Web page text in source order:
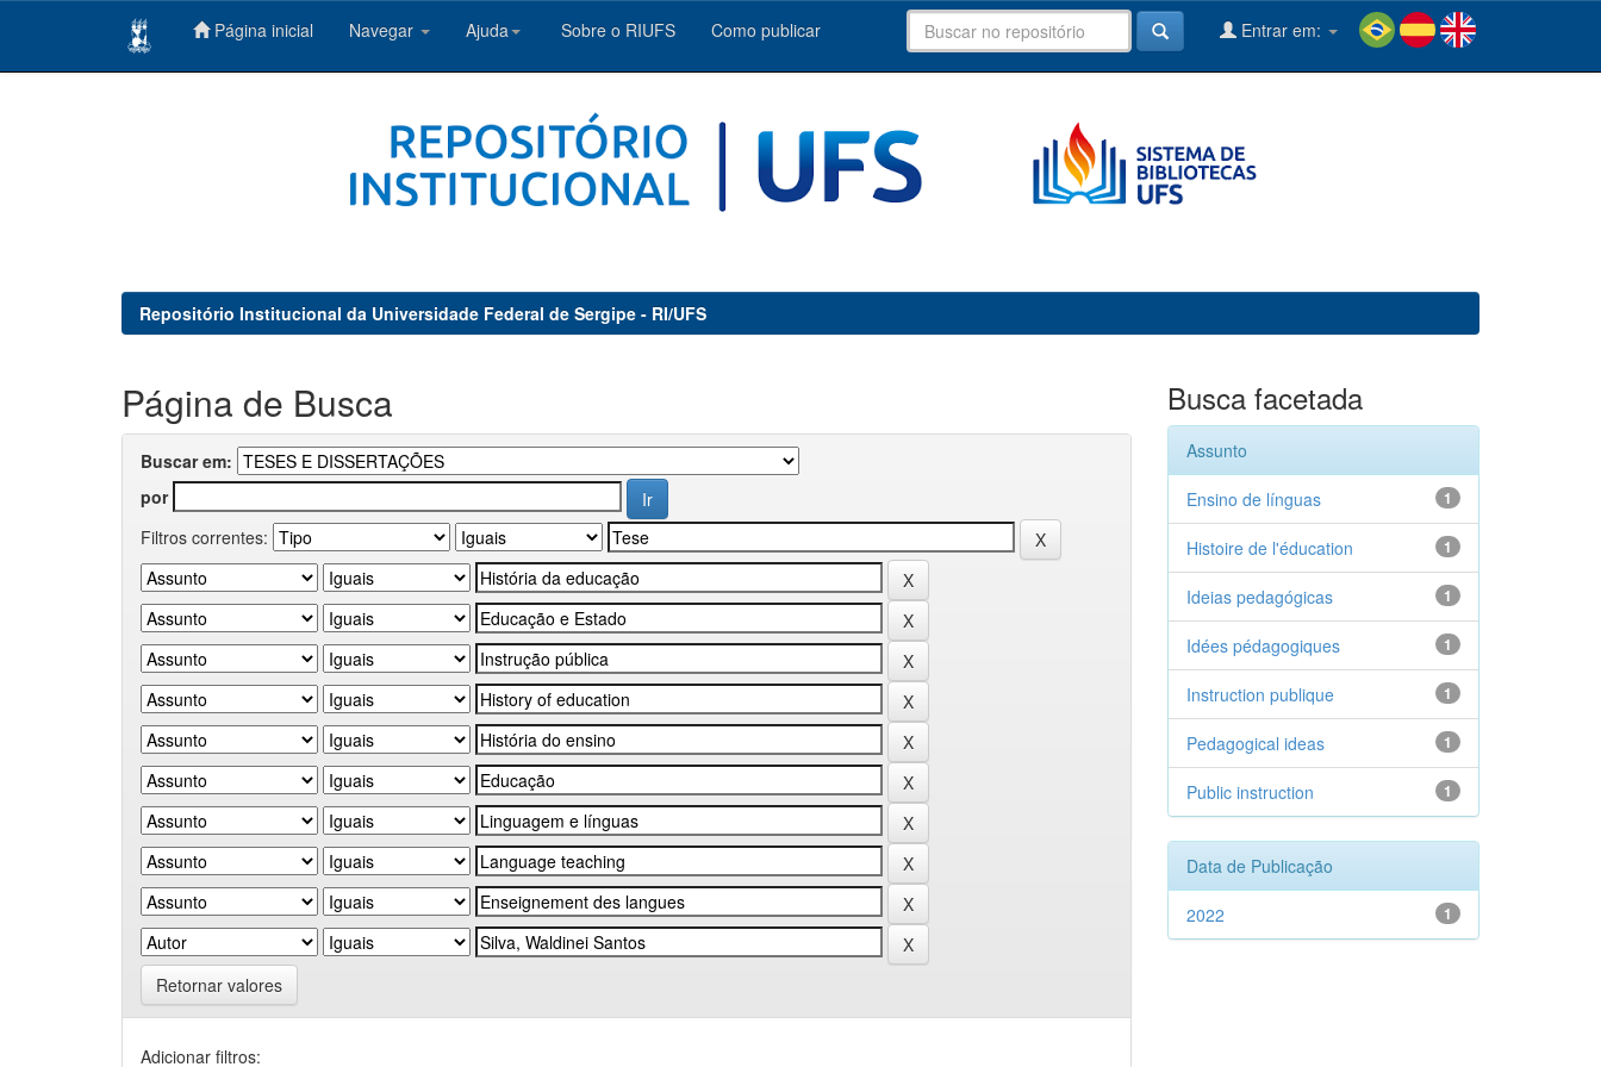
Página inicial Navegar Ajuda Sobre o RIUFS Como publicar Entrar em:
Repositório Institucional da Universidade Federal de Sergipe - RI/UFS
Página de Busca
Buscar em:
por
Filtros correntes:
Retornar valores
Adicionar filtros:
Busca facetada
Assunto
1
Ensino de línguas
1
Histoire de l'éducation
1
Ideias pedagógicas
1
Idées pédagogiques
1
Instruction publique
1
Pedagogical ideas
1
Public instruction
Data de Publicação
1
2022